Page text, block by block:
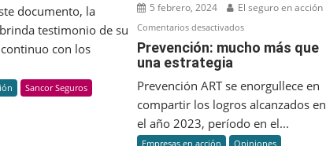
Sustentabilidad
documento, la
testimonio de su
con los
Sancor Seguros
5 febrero, 2024 El seguro en acción
Comentarios desactivadosen
Prevención:
una
estrategia
Prevención: mucho más que
una estrategia
Prevención ART se enorgullece en
compartir los logros alcanzados en
el año 2023, período en el...
Empresas en acción
Opiniones